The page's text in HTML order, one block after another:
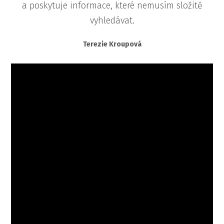
a poskytuje informace, které nemusím složitě
vyhledávat.
Terezie Kroupová